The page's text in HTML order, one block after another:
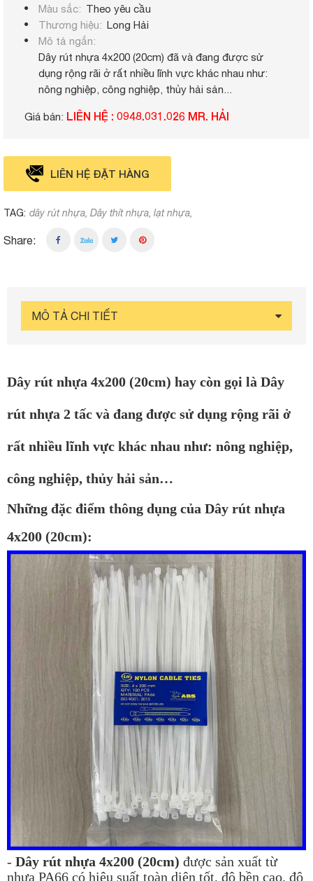
Màu sắc
Theo yêu cầu
Thương hiệu
Long Hải
Mô tả ngắn
Dây rút nhựa 4x200 (20cm) đã và đang được sử
dụng rộng rãi ở rất nhiều lĩnh vực khác nhau như:
nông nghiệp, công nghiệp, thủy hải sản...
Giá bán: LIÊN HỆ : 0948.031.026 MR. HẢI
LIÊN HỆ ĐẶT HÀNG
TAG: dây rút nhựa Dây thít nhựa lạt nhựa
Share:
MÔ TẢ CHI TIẾT
Dây rút nhựa 4x200 (20cm) hay còn gọi là Dây
rút nhựa 2 tấc và đang được sử dụng rộng rãi ở
rất nhiều lĩnh vực khác nhau như: nông nghiệp,
công nghiệp, thủy hải sản…
Những đặc điểm thông dụng của Dây rút nhựa
4x200 (20cm):
- Dây rút nhựa 4x200 (20cm) được sản xuất từ
nhựa PA66 có hiệu suất toàn diện tốt, độ bền cao, độ